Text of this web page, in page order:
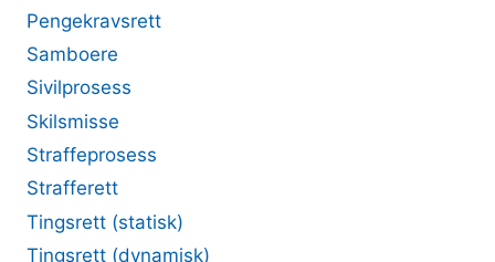
Pengekravsrett
Samboere
Sivilprosess
Skilsmisse
Straffeprosess
Strafferett
Tingsrett (statisk)
Tingsrett (dynamisk)